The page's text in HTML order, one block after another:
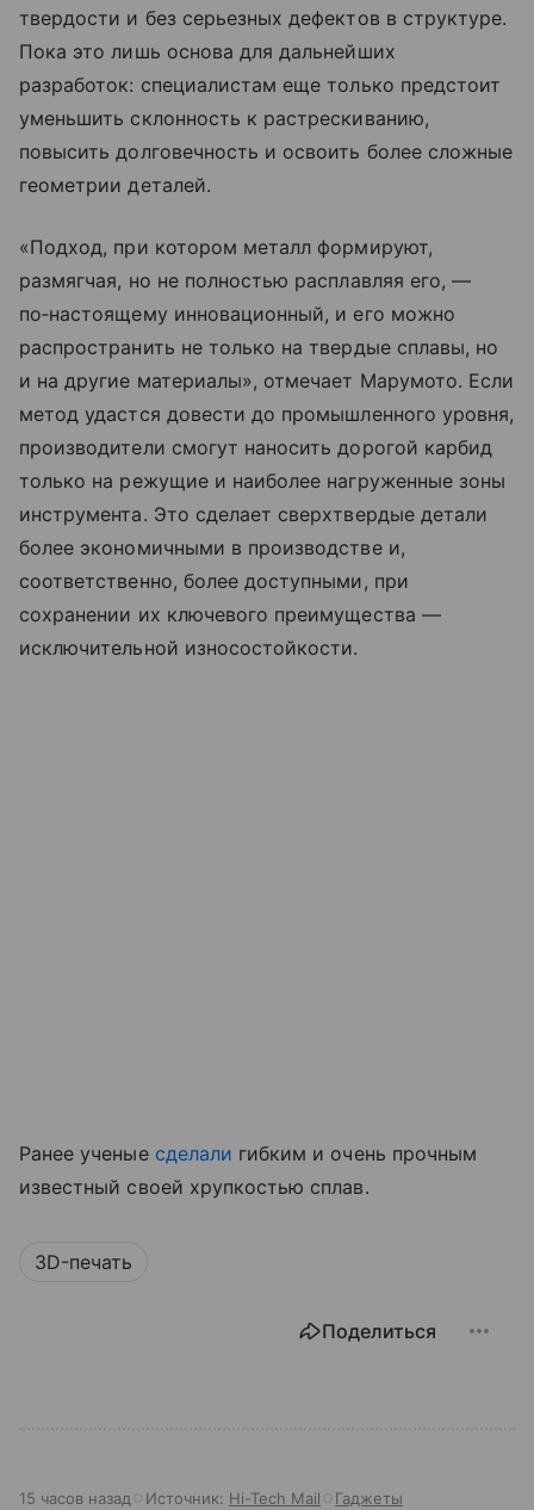
твердости и без серьезных дефектов в структуре.
Пока это лишь основа для дальнейших
разработок: специалистам еще только предстоит
уменьшить склонность к растрескиванию,
повысить долговечность и освоить более сложные
геометрии деталей.
«Подход, при котором металл формируют,
размягчая, но не полностью расплавляя его, —
по‑настоящему инновационный, и его можно
распространить не только на твердые сплавы, но
и на другие материалы», отмечает Марумото. Если
метод удастся довести до промышленного уровня,
производители смогут наносить дорогой карбид
только на режущие и наиболее нагруженные зоны
инструмента. Это сделает сверхтвердые детали
более экономичными в производстве и,
соответственно, более доступными, при
сохранении их ключевого преимущества —
исключительной износостойкости.
Ранее ученые сделали гибким и очень прочным
известный своей хрупкостью сплав.
3D-печать
Поделиться
15 часов назад Источник: Hi-Tech Mail Гаджеты